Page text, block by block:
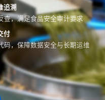
追溯
查，满足食品安全审计要求
付
码，保障数据安全与长期运维